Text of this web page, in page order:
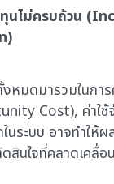
นไม่ครบถ้วน
งหมดมารวมในกา
Cost), ค่าใ
นระบบ อาจทำให้
สินใจที่คลาดเคลื่อน